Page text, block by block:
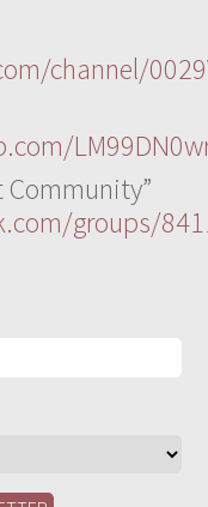
channel/
Community”
groups/